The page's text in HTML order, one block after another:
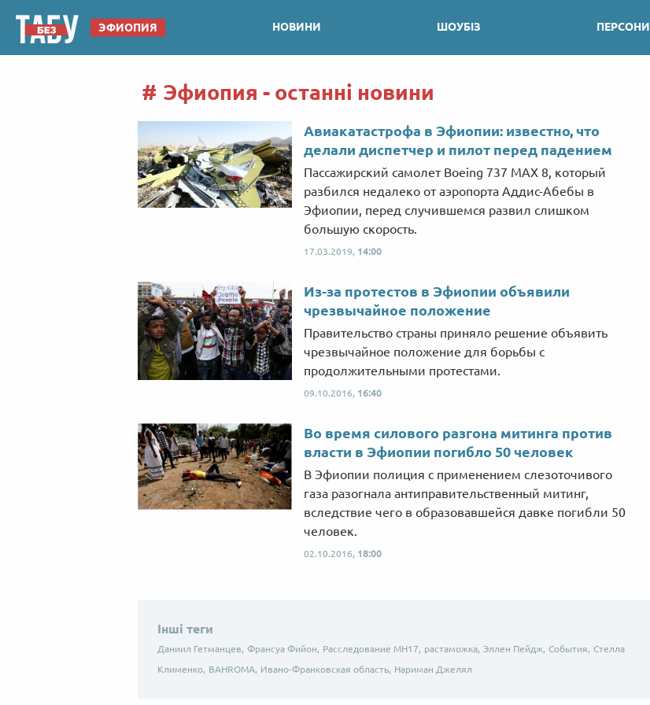
ЭФИОПИЯ НОВИНИ ШОУБІЗ ПЕРСОНИ
Эфиопия - останні новини
Авиакатастрофа в Эфиопии: известно, что
делали диспетчер и пилот перед падением
Пассажирский самолет Boeing 737 MAX 8, который
разбился недалеко от аэропорта Аддис-Абебы в
Эфиопии, перед случившемся развил слишком
большую скорость.
17.03.2019, 14:00
Из-за протестов в Эфиопии объявили
чрезвычайное положение
Правительство страны приняло решение объявить
чрезвычайное положение для борьбы с
продолжительными протестами.
09.10.2016, 16:40
Во время силового разгона митинга против
власти в Эфиопии погибло 50 человек
В Эфиопии полиция с применением слезоточивого
газа разогнала антиправительственный митинг,
вследствие чего в образовавшейся давке погибли 50
человек.
02.10.2016, 18:00
Інші теги
Даниил Гетманцев, Франсуа Фийон, Расследование MH17, растаможка, Эллен Пейдж, События, Стелла
Клименко, BAHROMA, Ивано-Франковская область, Нариман Джелял